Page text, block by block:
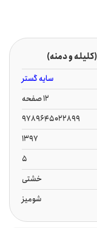
سایه گستر
12 صفحه
9789645022899
1397
5
خشتی
شومیز